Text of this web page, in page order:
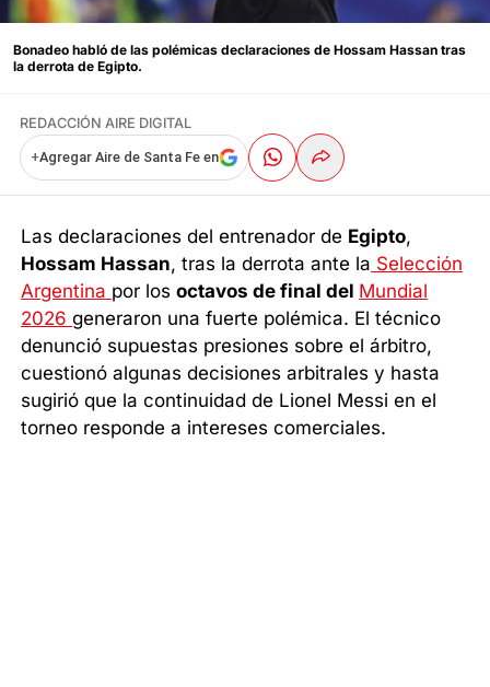
Bonadeo habló de las polémicas declaraciones de Hossam Hassan tras
la derrota de Egipto.
REDACCIÓN AIRE DIGITAL
+Agregar Aire de Santa Fe en
Las declaraciones del entrenador de Egipto,
Hossam Hassan, tras la derrota ante la Selección
Argentina por losoctavos de final del Mundial
2026generaron una fuerte polémica. El técnico
denunció supuestas presiones sobre el árbitro,
cuestionó algunas decisiones arbitrales y hasta
sugirió que la continuidad de Lionel Messi en el
torneo responde a intereses comerciales.